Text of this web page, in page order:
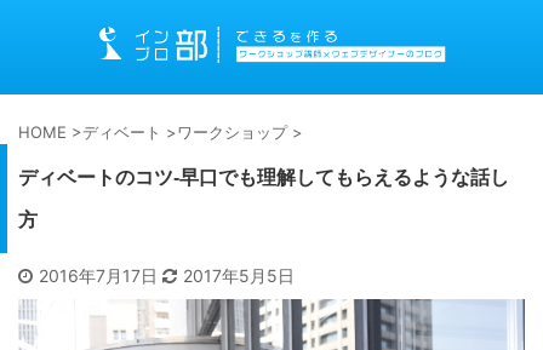
HOME >ディベート >ワークショップ >
ディベートのコツ-早口でも理解してもらえるような話し
方
2016年7月17日 2017年5月5日